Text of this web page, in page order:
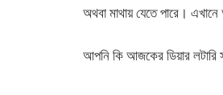
অথবা মাথায় যেতে পারে।
আপনি কি আজকের ডিয়ার লটারি